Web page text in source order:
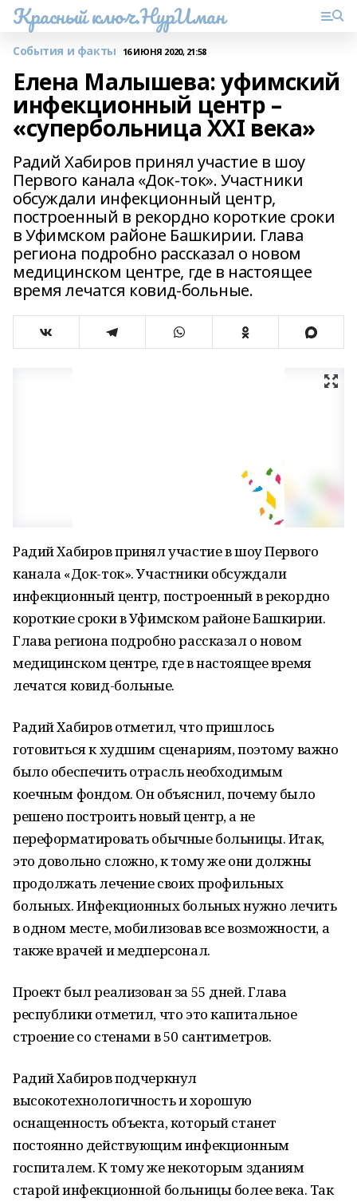
Красный ключ.НурИман
События и факты 16 ИЮНЯ 2020, 21:58
Елена Малышева: уфимский
инфекционный центр –
«супербольница ХХI века»
Радий Хабиров принял участие в шоу
Первого канала «Док-ток». Участники
обсуждали инфекционный центр,
построенный в рекордно короткие сроки
в Уфимском районе Башкирии. Глава
региона подробно рассказал о новом
медицинском центре, где в настоящее
время лечатся ковид-больные.
Радий Хабиров принял участие в шоу Первого
канала «Док-ток». Участники обсуждали
инфекционный центр, построенный в рекордно
короткие сроки в Уфимском районе Башкирии.
Глава региона подробно рассказал о новом
медицинском центре, где в настоящее время
лечатся ковид-больные.
Радий Хабиров отметил, что пришлось
готовиться к худшим сценариям, поэтому важно
было обеспечить отрасль необходимым
коечным фондом. Он объяснил, почему было
решено построить новый центр, а не
переформатировать обычные больницы. Итак,
это довольно сложно, к тому же они должны
продолжать лечение своих профильных
больных. Инфекционных больных нужно лечить
в одном месте, мобилизовав все возможности, а
также врачей и медперсонал.
Проект был реализован за 55 дней. Глава
республики отметил, что это капитальное
строение со стенами в 50 сантиметров.
Радий Хабиров подчеркнул
высокотехнологичность и хорошую
оснащенность объекта, который станет
постоянно действующим инфекционным
госпиталем. К тому же некоторым зданиям
старой инфекционной больницы более века. Так